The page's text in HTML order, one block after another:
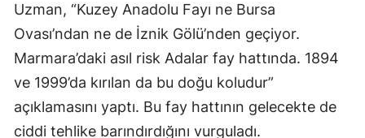
Uzman, “Kuzey Anadolu Fayı ne Bursa
Ovası’ndan ne de İznik Gölü’nden geçiyor.
Marmara’daki asıl risk Adalar fay hattında. 1894
ve 1999’da kırılan da bu doğu koludur”
açıklamasını yaptı. Bu fay hattının gelecekte de
ciddi tehlike barındırdığını vurguladı.